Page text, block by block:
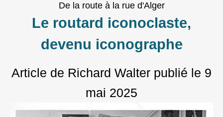
De la route à la rue d'Alger
Le routard iconoclaste,
devenu iconographe
Article de Richard Walter publié le 9
mai 2025